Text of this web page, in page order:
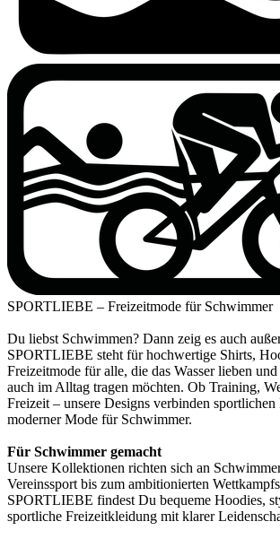
SPORTLIEBE – Freizeitmode für Schwimmer
Du liebst Schwimmen? Dann zeig es auch
SPORTLIEBE steht für hochwertige Shirts,
Freizeitmode für alle, die das Wasser lieben
auch im Alltag tragen möchten. Ob Training,
Freizeit – unsere Designs verbinden
moderner Mode für Schwimmer.
Für Schwimmer gemacht
Unsere Kollektionen richten sich an
Vereinssport bis zum ambitionierten
SPORTLIEBE findest Du bequeme Hoodies,
sportliche Freizeitkleidung mit klarer